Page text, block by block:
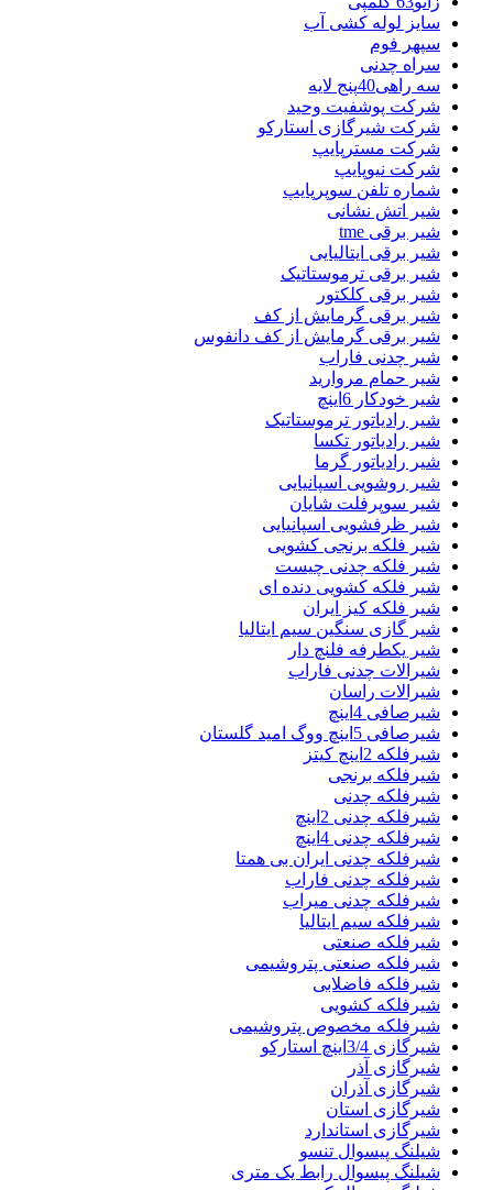
سایز لوله کشی آب
سپهر فوم
سراه چدنی
سه راهی40پنج لایه
شرکت پوشفیت وحید
شرکت شیرگازی استارکو
شرکت مسترپایپ
شرکت نیوپایپ
شماره تلفن سوپرپایپ
شیر اتش نشانی
شیر برقی tme
شیر برقی ایتالیایی
شیر برقی ترموستاتیک
شیر برقی کلکتور
شیر برقی گرمایش از کف
شیر برقی گرمایش از کف دانفوس
شیر چدنی فاراب
شیر حمام مروارید
شیر خودکار 6اینچ
شیر رادیاتور ترموستاتیک
شیر رادیاتور تکسا
شیر رادیاتور گرما
شیر روشویی اسپانیایی
شیر سوپرفلت شایان
شیر ظرفشویی اسپانیایی
شیر فلکه برنجی کشویی
شیر فلکه چدنی چیست
شیر فلکه کشویی دنده ای
شیر فلکه کیز ایران
شیر گازی سنگین سیم ایتالیا
شیر یکطرفه فلنچ دار
شیرالات چدنی فاراب
شیرالات راسان
شیرصافی 4اینچ
شیرصافی 5اینچ ووگ امید گلستان
شیرفلکه 2اینچ کیتز
شیرفلکه برنجی
شیرفلکه چدنی
شیرفلکه چدنی 2اینچ
شیرفلکه چدنی 4اینچ
شیرفلکه چدنی ایران بی همتا
شیرفلکه چدنی فاراب
شیرفلکه چدنی میراب
شیرفلکه سیم ایتالیا
شیرفلکه صنعتی
شیرفلکه صنعتی پتروشیمی
شیرفلکه فاضلابی
شیرفلکه کشویی
شیرفلکه مخصوص پتروشیمی
شیرگازی 3/4اینچ استارکو
شیرگازی آذر
شیرگازی آذران
شیرگازی استان
شیرگازی استاندارد
شیلنگ پیسوال تنسو
شیلنگ پیسوال رابط یک متری